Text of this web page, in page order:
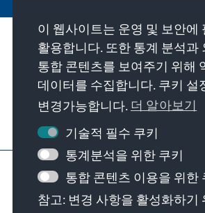
우리의 과제
연락처
재단에서 제공하는 제안 더 보기
요목 개인 정보 보호
Erklärung zur Barrierefreiheit
사이트 맵
이 웹사이트는 운영 및 보안에
활용합니다. 또한 통계 분석과
통합 콘텐츠를 보여주기 위해
데이터를 수집합니다. 쿠키 설
변경가능합니다. 더 알아보기
기술적 필수 쿠키
통계분석을 위한 쿠키
통합 콘텐츠 이용을 위한
참고: 변경 사항을 활성화하기